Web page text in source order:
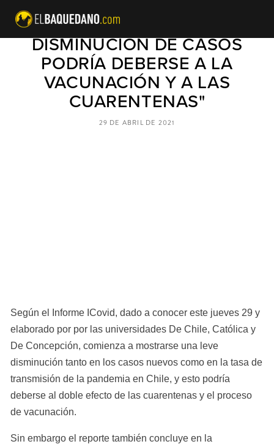
INFORME ICOVID: "LEVE
DISMINUCIÓN DE CASOS
PODRÍA DEBERSE A LA
VACUNACIÓN Y A LAS
CUARENTENAS"
Según el Informe ICovid, dado a conocer este jueves 29 y
elaborado por por las universidades De Chile, Católica y
De Concepción, comienza a mostrarse una leve
disminución tanto en los casos nuevos como en la tasa de
transmisión de la pandemia en Chile, y esto podría
deberse al doble efecto de las cuarentenas y el proceso
de vacunación.
Sin embargo el reporte también concluye en la
29 DE ABRIL DE 2021